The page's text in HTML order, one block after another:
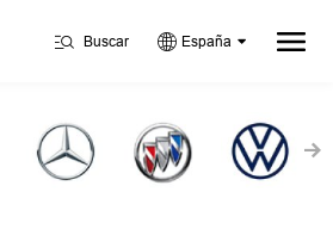
Buscar España